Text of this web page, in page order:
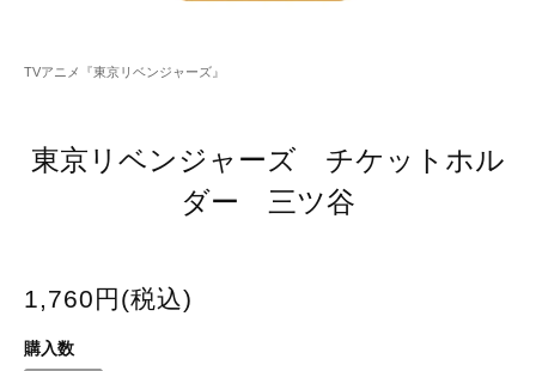
TVアニメ『東京リベンジャーズ』
東京リベンジャーズ チケットホル
ダー 三ツ谷
1,760円(税込)
購入数